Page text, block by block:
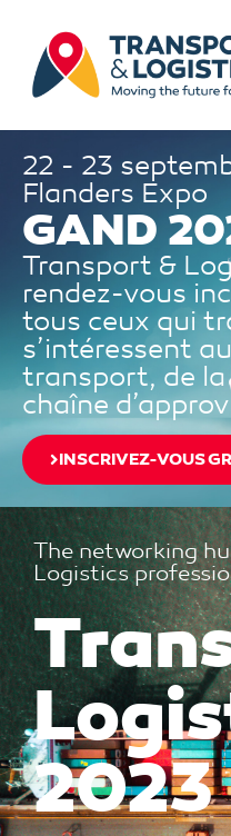
22 - 23
Flanders Expo
GAND
Transport &
rendez-vous
tous ceux qui
s’intéressent
transport, de
chaîne
INSCRIVEZ-VOUS
The networking
Logistics
2023